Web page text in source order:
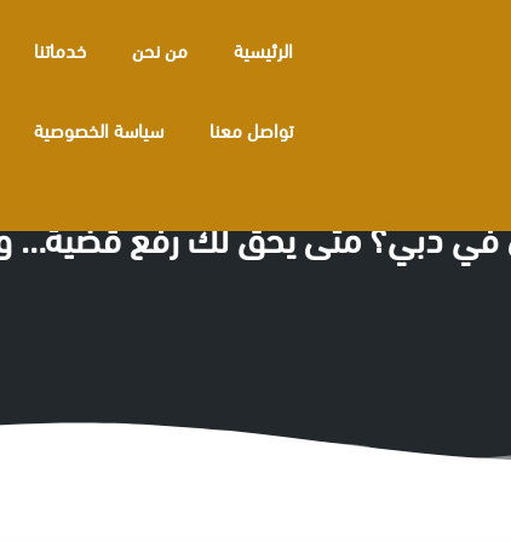
الرئيسية من نحن خدماتنا
تواصل معنا سياسة الخصوصية
دبي؟ متى يحق لك رفع قضية…